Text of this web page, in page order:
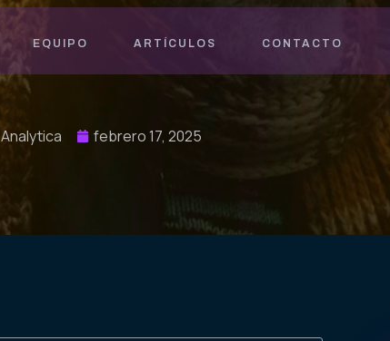
EQUIPO ARTÍCULOS CONTACTO
febrero 17, 2025